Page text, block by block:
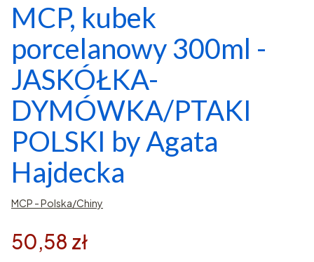
MCP, kubek
porcelanowy 300ml -
JASKÓŁKA-
DYMÓWKA/PTAKI
POLSKI by Agata
Hajdecka
MCP - Polska/Chiny
50,58 zł